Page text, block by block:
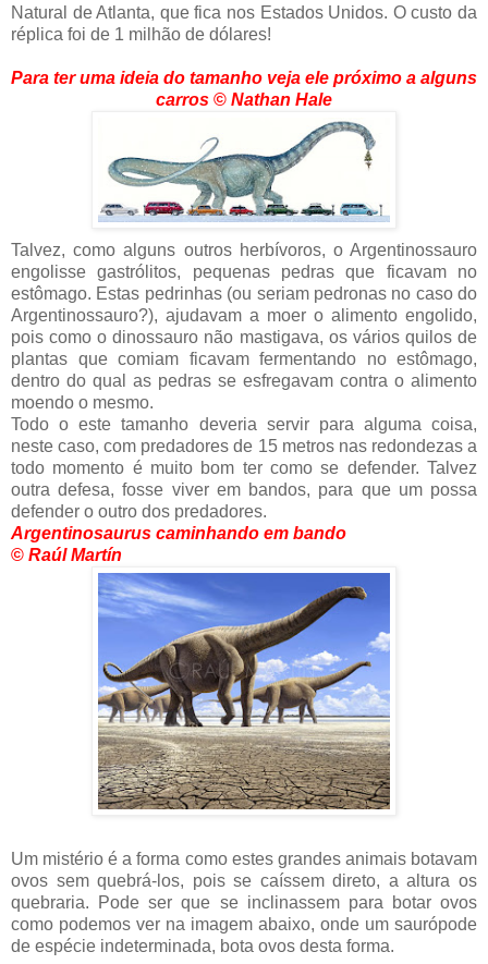
Natural de Atlanta, que fica nos Estados Unidos. O custo da
réplica foi de 1 milhão de dólares!
Para ter uma ideia do tamanho veja ele próximo a alguns
carros © Nathan Hale
Talvez, como alguns outros herbívoros, o Argentinossauro
engolisse gastrólitos, pequenas pedras que ficavam no
estômago. Estas pedrinhas (ou seriam pedronas no caso do
Argentinossauro?), ajudavam a moer o alimento engolido,
pois como o dinossauro não mastigava, os vários quilos de
plantas que comiam ficavam fermentando no estômago,
dentro do qual as pedras se esfregavam contra o alimento
moendo o mesmo.
Todo o este tamanho deveria servir para alguma coisa,
neste caso, com predadores de 15 metros nas redondezas a
todo momento é muito bom ter como se defender. Talvez
outra defesa, fosse viver em bandos, para que um possa
defender o outro dos predadores.
Argentinosaurus caminhando em bando
© Raúl Martín
Um mistério é a forma como estes grandes animais botavam
ovos sem quebrá-los, pois se caíssem direto, a altura os
quebraria. Pode ser que se inclinassem para botar ovos
como podemos ver na imagem abaixo, onde um saurópode
de espécie indeterminada, bota ovos desta forma.